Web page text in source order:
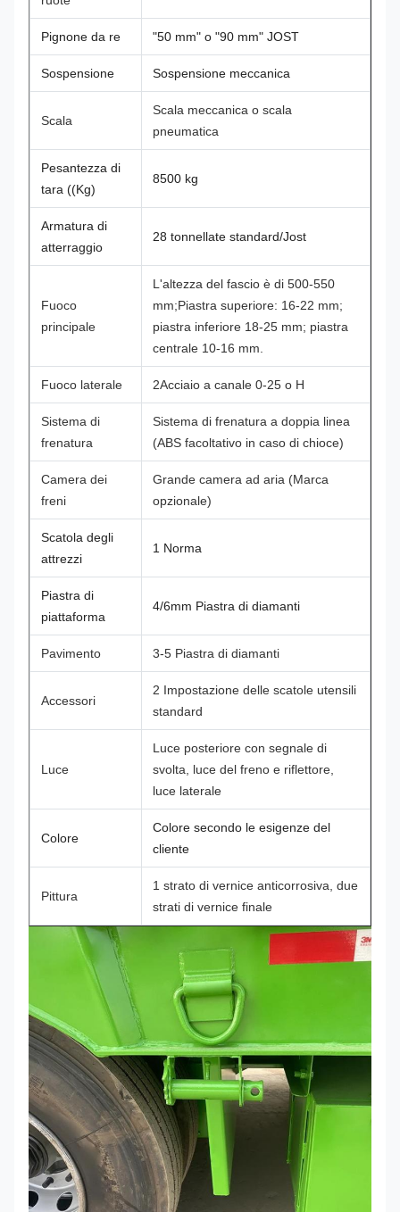
Pignone da re "50 mm" o "90 mm" JOST
Sospensione Sospensione meccanica
Scala
Scala meccanica o scala
pneumatica
Pesantezza di
tara ((Kg)
8500 kg
Armatura di
atterraggio
28 tonnellate standard/Jost
Fuoco
principale
L'altezza del fascio è di 500-550
mm;Piastra superiore: 16-22 mm;
piastra inferiore 18-25 mm; piastra
centrale 10-16 mm.
Fuoco laterale 2Acciaio a canale 0-25 o H
Sistema di
frenatura
Sistema di frenatura a doppia linea
(ABS facoltativo in caso di chioce)
Camera dei
freni
Grande camera ad aria (Marca
opzionale)
Scatola degli
attrezzi
1 Norma
Piastra di
piattaforma
4/6mm Piastra di diamanti
Pavimento 3-5 Piastra di diamanti
Accessori
2 Impostazione delle scatole utensili
standard
Luce
Luce posteriore con segnale di
svolta, luce del freno e riflettore,
luce laterale
Colore
Colore secondo le esigenze del
cliente
Pittura
1 strato di vernice anticorrosiva, due
strati di vernice finale